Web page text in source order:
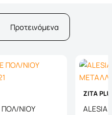
Προτεινόμενα
ΠΟΛ/ΝΙΟΥ
ZITA